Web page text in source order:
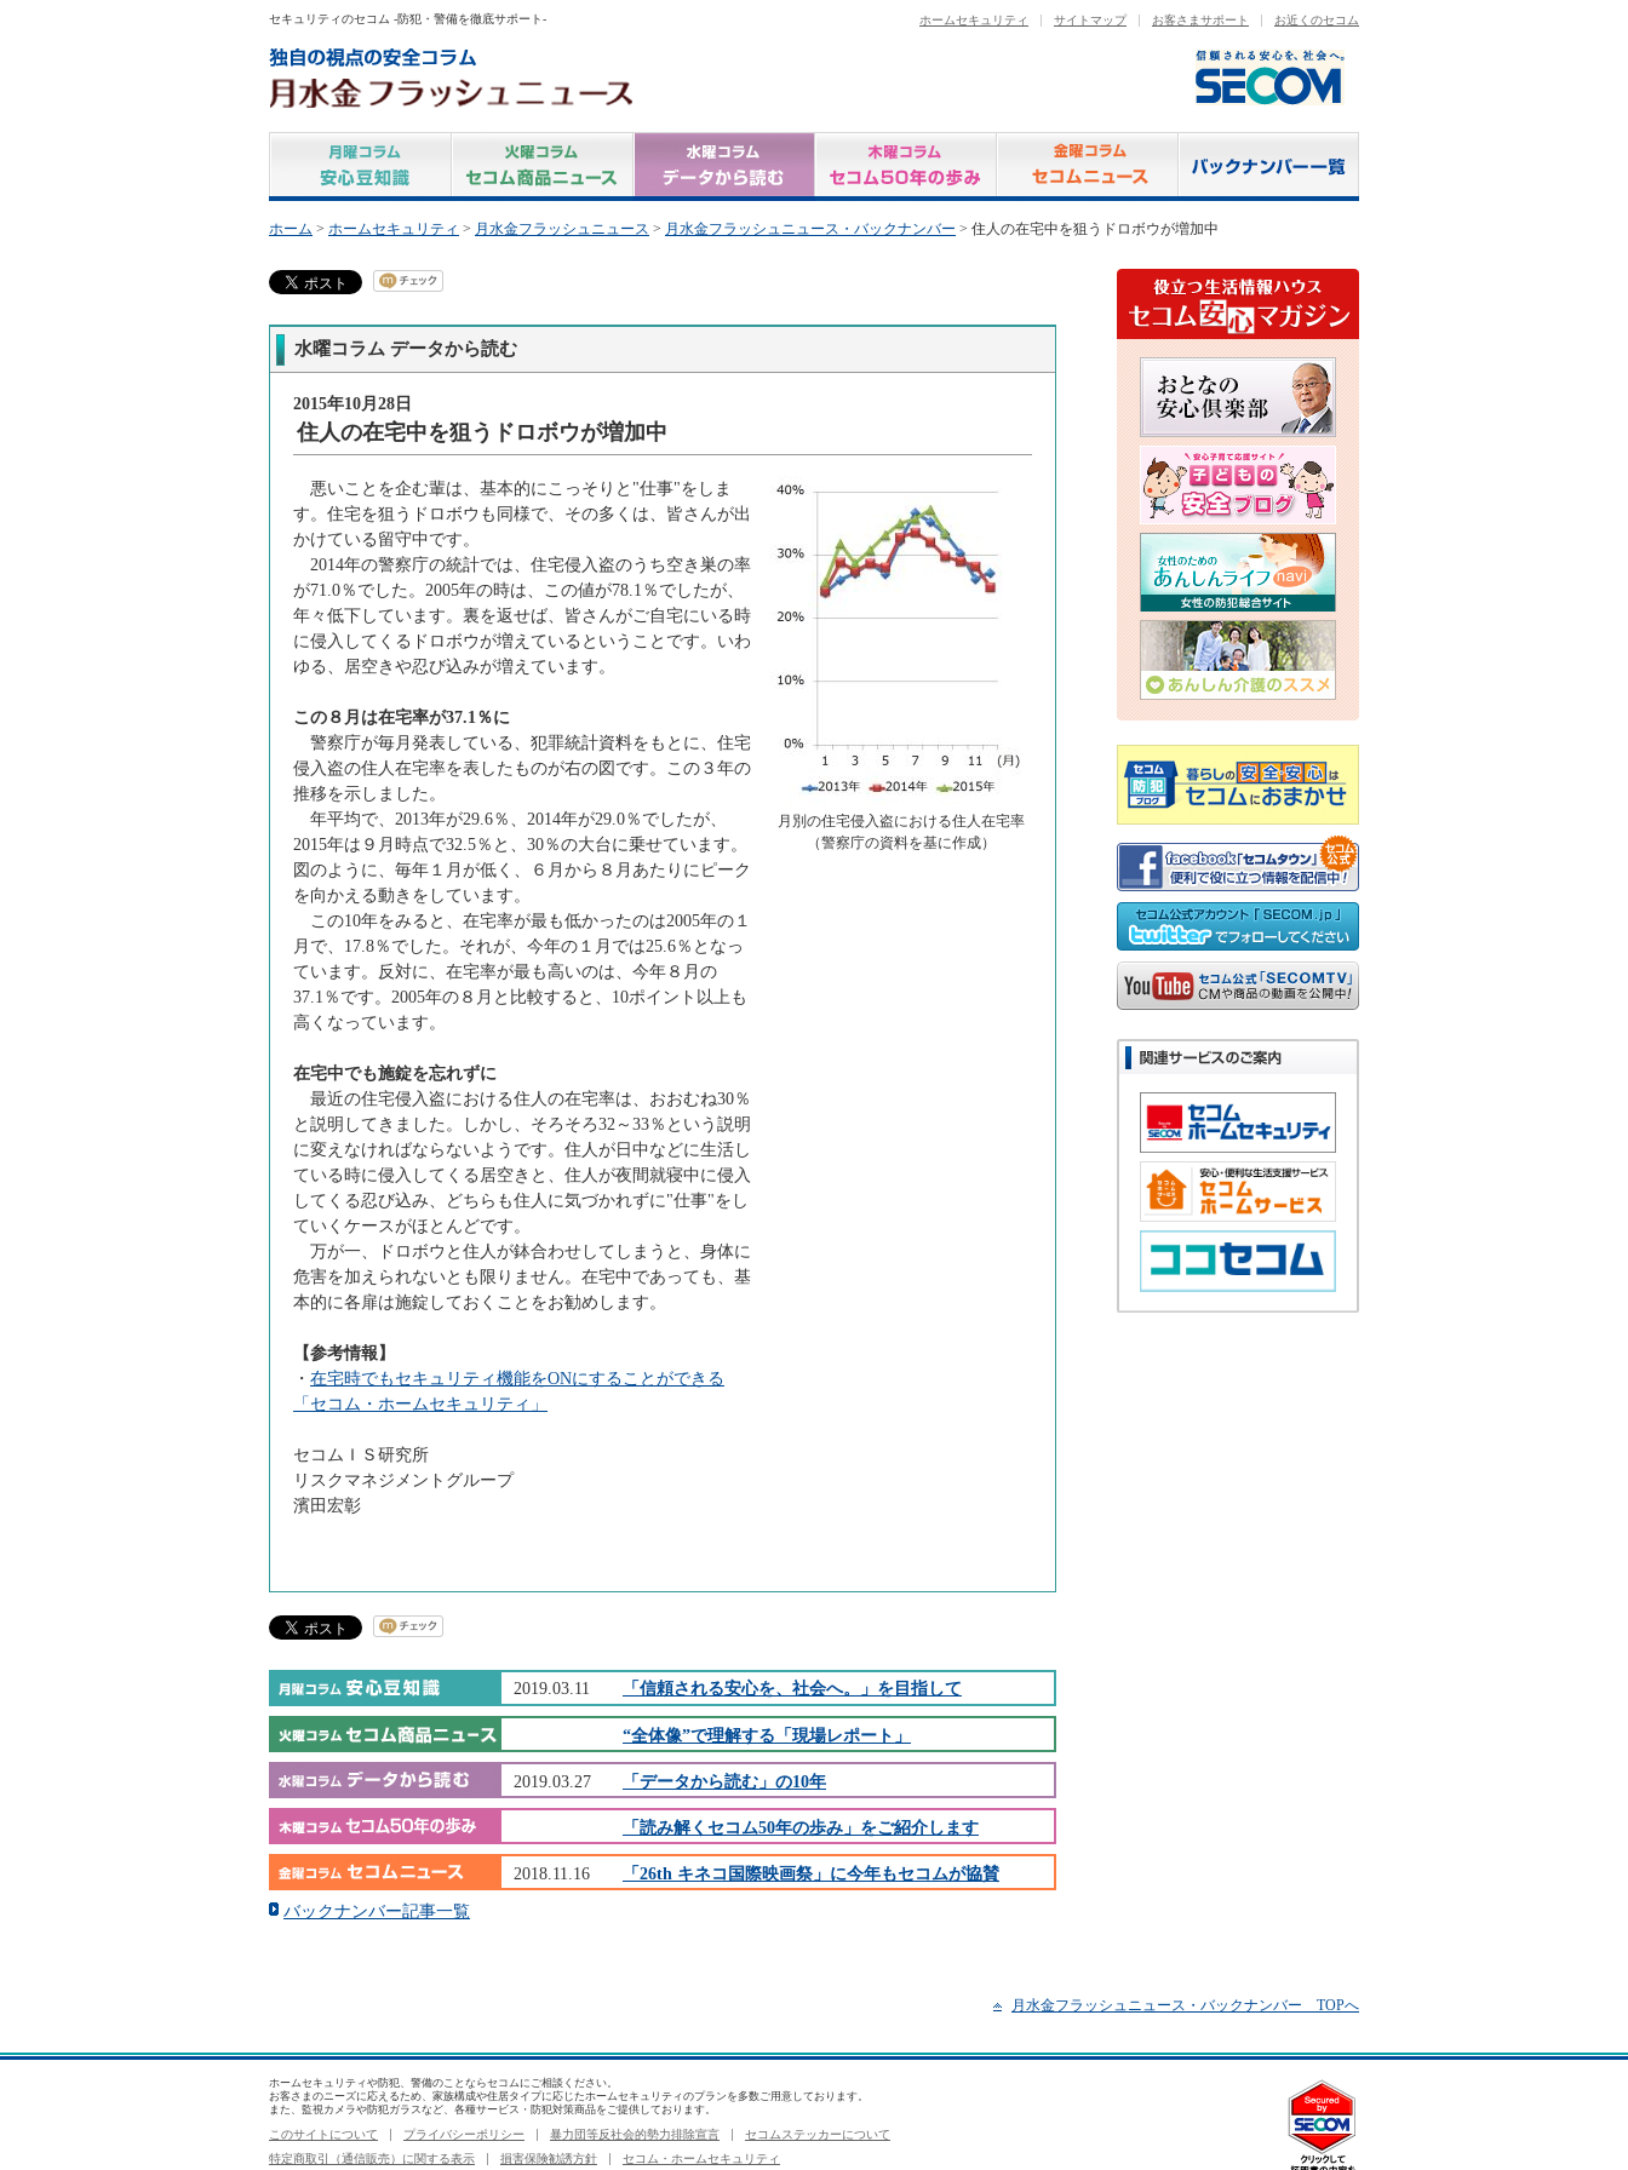
セキュリティのセコム -防犯・警備を徹底サポート- ホームセキュリティ サイトマップ お客さまサポート お近くのセコム
ホーム > ホームセキュリティ > 月水金フラッシュニュース > 月水金フラッシュニュース・バックナンバー > 住人の在宅中を狙うドロボウが増加中
水曜コラム データから読む
2015年10月28日
住人の在宅中を狙うドロボウが増加中
悪いことを企む輩は、基本的にこっそりと"仕事"をしま
す。住宅を狙うドロボウも同様で、その多くは、皆さんが出
かけている留守中です。
2014年の警察庁の統計では、住宅侵入盗のうち空き巣の率
が71.0％でした。2005年の時は、この値が78.1％でしたが、
年々低下しています。裏を返せば、皆さんがご自宅にいる時
に侵入してくるドロボウが増えているということです。いわ
ゆる、居空きや忍び込みが増えています。
この８月は在宅率が37.1％に
警察庁が毎月発表している、犯罪統計資料をもとに、住宅
侵入盗の住人在宅率を表したものが右の図です。この３年の
推移を示しました。
年平均で、2013年が29.6％、2014年が29.0％でしたが、
2015年は９月時点で32.5％と、30％の大台に乗せています。
図のように、毎年１月が低く、６月から８月あたりにピーク
を向かえる動きをしています。
この10年をみると、在宅率が最も低かったのは2005年の１
月で、17.8％でした。それが、今年の１月では25.6％となっ
ています。反対に、在宅率が最も高いのは、今年８月の
37.1％です。2005年の８月と比較すると、10ポイント以上も
高くなっています。
在宅中でも施錠を忘れずに
最近の住宅侵入盗における住人の在宅率は、おおむね30％
と説明してきました。しかし、そろそろ32～33％という説明
に変えなければならないようです。住人が日中などに生活し
ている時に侵入してくる居空きと、住人が夜間就寝中に侵入
してくる忍び込み、どちらも住人に気づかれずに"仕事"をし
ていくケースがほとんどです。
万が一、ドロボウと住人が鉢合わせしてしまうと、身体に
危害を加えられないとも限りません。在宅中であっても、基
本的に各扉は施錠しておくことをお勧めします。
【参考情報】
・ 在宅時でもセキュリティ機能をONにすることができる
「セコム・ホームセキュリティ」
セコムＩＳ研究所
リスクマネジメントグループ
濱田宏彰
月別の住宅侵入盗における住人在宅率
（警察庁の資料を基に作成）
2019.03.11 「信頼される安心を、社会へ。」を目指して
“全体像”で理解する「現場レポート」
2019.03.27 「データから読む」の10年
「読み解くセコム50年の歩み」をご紹介します
2018.11.16
「26th キネコ国際映画祭」に今年もセコムが協賛
バックナンバー記事一覧
月水金フラッシュニュース・バックナンバー TOPへ
ホームセキュリティや防犯、警備のことならセコムにご相談ください。
お客さまのニーズに応えるため、家族構成や住居タイプに応じたホームセキュリティのプランを多数ご用意しております。
また、監視カメラや防犯ガラスなど、各種サービス・防犯対策商品をご提供しております。
このサイトについて プライバシーポリシー 暴力団等反社会的勢力排除宣言
セコムステッカーについて
特定商取引（通信販売）に関する表示
損害保険勧誘方針 セコム・ホームセキュリティ